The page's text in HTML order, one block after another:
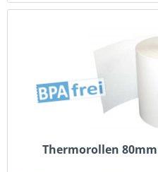
Thermorollen